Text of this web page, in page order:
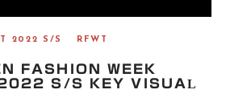
2022 S/S RFWT
FASHION WEEK
S/S KEY VISUAL